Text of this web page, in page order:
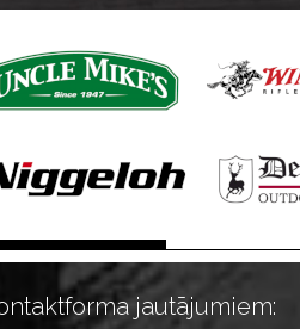
jautājumiem: